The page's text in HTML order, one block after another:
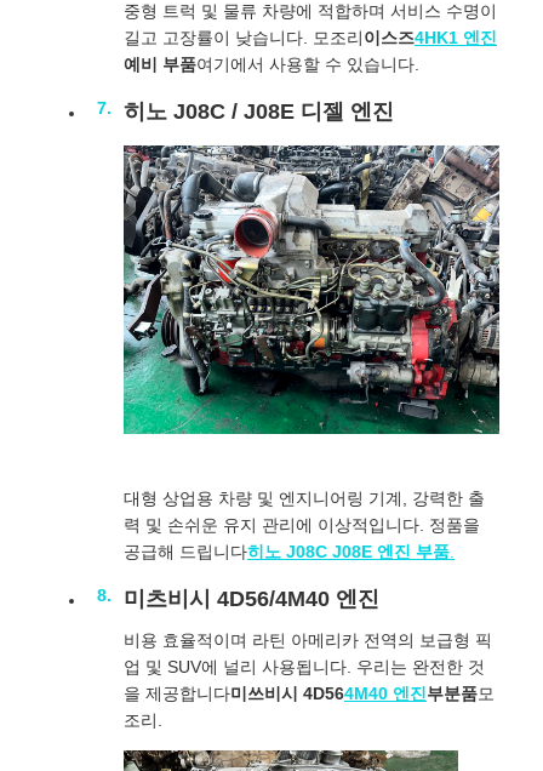
중형 트럭 및 물류 차량에 적합하며 서비스 수명이
길고 고장률이 낮습니다. 모조리이스즈4HK1 엔진
예비 부품여기에서 사용할 수 있습니다.
히노 J08C / J08E 디젤 ​​엔진
대형 상업용 차량 및 엔지니어링 기계, 강력한 출
력 및 손쉬운 유지 관리에 이상적입니다. 정품을
공급해 드립니다히노 J08C J08E 엔진 부품.
미츠비시 4D56/4M40 엔진
비용 효율적이며 라틴 아메리카 전역의 보급형 픽
업 및 SUV에 널리 사용됩니다. 우리는 완전한 것
을 제공합니다미쓰비시 4D564M40 엔진부분품모
조리.